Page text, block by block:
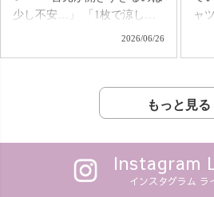
しょう😊✨ 📍7/11(土)16:30〜
す！」のコメントをお忘れな
ツ
「
だ
か
あ
少し不安…」 「1枚で涼しく
の新作ワンピースがいよいよ
登場します😊 定番の人気
アイテム「カジュアルワンピ
軽やかな着心地はそのまま
に、 首元は安心感のあるデザ
インに。 ゆったり着られるの
2026/06/26
ャ
い
い
ま
は
を
短
もっと見る
Instagram
インスタグラム ラ